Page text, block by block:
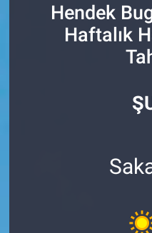
Hendek
Haftalık